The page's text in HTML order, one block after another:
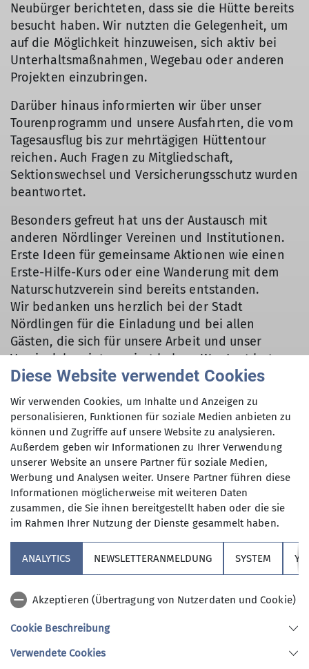
Neubürger berichteten, dass sie die Hütte bereits
besucht haben. Wir nutzten die Gelegenheit, um
auf die Möglichkeit hinzuweisen, sich aktiv bei
Unterhaltsmaßnahmen, Wegebau oder anderen
Projekten einzubringen.
Darüber hinaus informierten wir über unser
Tourenprogramm und unsere Ausfahrten, die vom
Tagesausflug bis zur mehrtägigen Hüttentour
reichen. Auch Fragen zu Mitgliedschaft,
Sektionswechsel und Versicherungsschutz wurden
beantwortet.
Besonders gefreut hat uns der Austausch mit
anderen Nördlinger Vereinen und Institutionen.
Erste Ideen für gemeinsame Aktionen wie einen
Erste-Hilfe-Kurs oder eine Wanderung mit dem
Naturschutzverein sind bereits entstanden.
Wir bedanken uns herzlich bei der Stadt
Nördlingen für die Einladung und bei allen
Gästen, die sich für unsere Arbeit und unser
Vereinsleben interessiert haben. Wer Lust hat,
gemeinsam aktiv in der Natur unterwegs zu sein,
ob auf dem Rad, am Fels, im Schnee oder bei
unserem Hüttenprojekt, ist jederzeit herzlich
willkommen, uns kennenzulernen.
Ehrenamt + Spenden
Downloads
Diese Website verwendet Cookies
Wir verwenden Cookies, um Inhalte und Anzeigen zu
personalisieren, Funktionen für soziale Medien anbieten zu
können und Zugriffe auf unsere Website zu analysieren.
Außerdem geben wir Informationen zu Ihrer Verwendung
unserer Website an unsere Partner für soziale Medien,
Werbung und Analysen weiter. Unsere Partner führen diese
Informationen möglicherweise mit weiteren Daten
zusammen, die Sie ihnen bereitgestellt haben oder die sie
im Rahmen Ihrer Nutzung der Dienste gesammelt haben.
ANALYTICS NEWSLETTERANMELDUNG SYSTEM
Akzeptieren (Übertragung von Nutzerdaten und Cookie)
Cookie Beschreibung
Verwendete Cookies